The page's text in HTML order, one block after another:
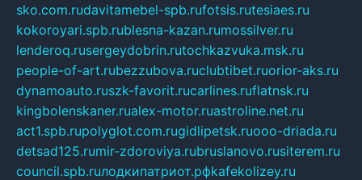
sko.com.rudavitamebel-spb.rufotsis.rutesiaes.ru
kokoroyari.spb.rublesna-kazan.rumossilver.ru
lenderoq.rusergeydobrin.rutochkazvuka.msk.ru
people-of-art.rubezzubova.ruclubtibet.ruorior-aks.ru
dynamoauto.ruszk-favorit.rucarlines.ruflatnsk.ru
kingbolenskaner.rualex-motor.ruastroline.net.ru
act1.spb.rupolyglot.com.rugidlipetsk.ruooo-driada.ru
detsad125.rumir-zdoroviya.rubruslanovo.rusiterem.ru
council.spb.ruлодкипатриот.рфkafekolizey.ru